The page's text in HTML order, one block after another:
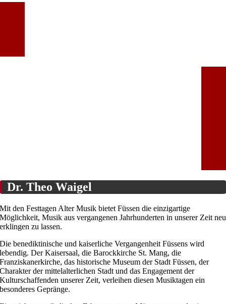
Dr. Theo Waigel
Mit den Festtagen Alter Musik bietet Füssen die einzigartige
Möglichkeit, Musik aus vergangenen Jahrhunderten in unserer Zeit neu
erklingen zu lassen.
Die benediktinische und kaiserliche Vergangenheit Füssens wird
lebendig. Der Kaisersaal, die Barockkirche St. Mang, die
Franziskanerkirche, das historische Museum der Stadt Füssen, der
Charakter der mittelalterlichen Stadt und das Engagement der
Kulturschaffenden unserer Zeit, verleihen diesen Musiktagen ein
besonderes Gepränge.